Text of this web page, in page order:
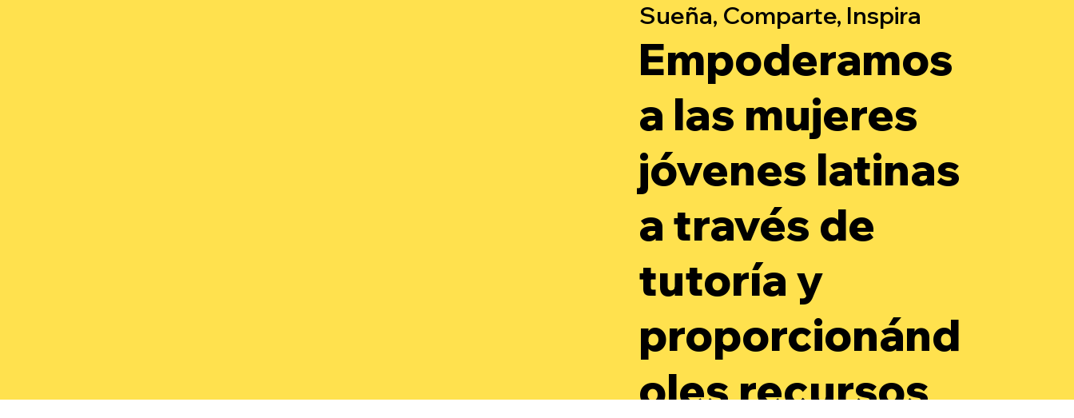
Sueña, Comparte, Inspira
Empoderamos
a las mujeres
jóvenes latinas
a través de
tutoría y
proporcionánd
oles recursos